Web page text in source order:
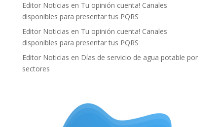
Editor Noticias en Tu opinión cuenta! Canales
disponibles para presentar tus PQRS
Editor Noticias en Tu opinión cuenta! Canales
disponibles para presentar tus PQRS
Editor Noticias en Días de servicio de agua potable por
sectores